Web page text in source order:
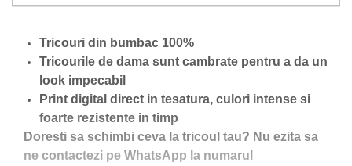
Tricouri din bumbac 100%
Tricourile de dama sunt cambrate pentru a da un
look impecabil
Print digital direct in tesatura, culori intense si
foarte rezistente in timp
Doresti sa schimbi ceva la tricoul tau? Nu ezita sa
ne contactezi pe WhatsApp la numarul